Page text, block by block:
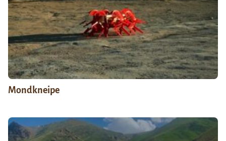
Mondkneipe